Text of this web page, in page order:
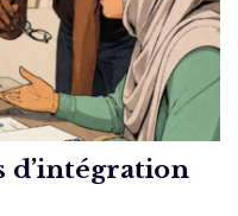
d’intégration